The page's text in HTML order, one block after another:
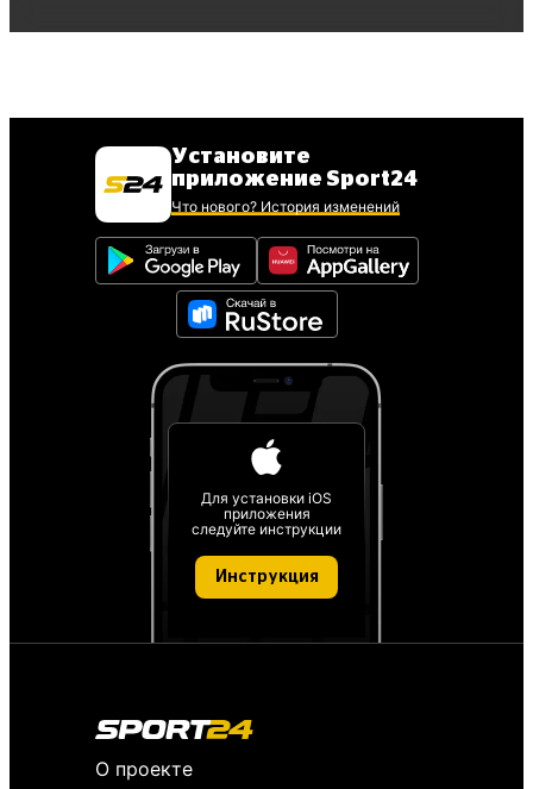
Установите
приложение Sport24
Что нового? История изменений
Для установки iOS
приложения
следуйте инструкции
Инструкция
О проекте